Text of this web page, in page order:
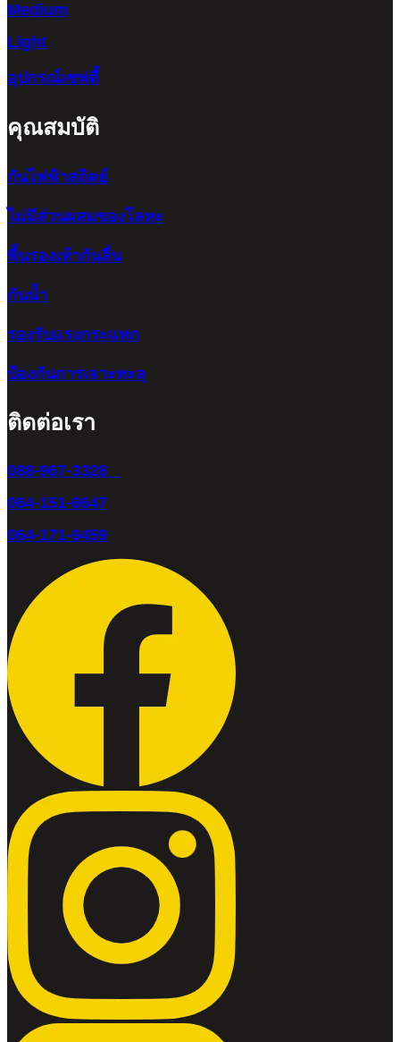
Medium
Light
อุปกรณ์เซฟตี้
คุณสมบัติ
กันไฟฟ้าสถิตย์
ไม่มีส่วนผสมของโลหะ
พื้นรองเท้ากันลื่น
กันน้ำ
รองรับแรงกระแทก
ป้องกันการเจาะทะลุ
ติดต่อเรา
088-967-3328
064-151-6647
064-171-9459